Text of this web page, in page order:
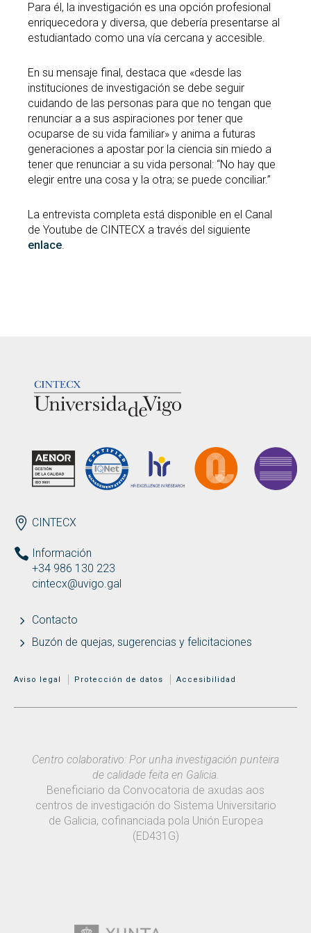
Para él, la investigación es una opción profesional
enriquecedora y diversa, que debería presentarse al
estudiantado como una vía cercana y accesible.
En su mensaje final, destaca que «desde las
instituciones de investigación se debe seguir
cuidando de las personas para que no tengan que
renunciar a a sus aspiraciones por tener que
ocuparse de su vida familiar» y anima a futuras
generaciones a apostar por la ciencia sin miedo a
tener que renunciar a su vida personal: “No hay que
elegir entre una cosa y la otra; se puede conciliar.”
La entrevista completa está disponible en el Canal
de Youtube de CINTECX a través del siguiente
enlace.
ENDEREZO ES
CINTECX
Información
+34 986 130 223
cintecx@uvigo.gal
Contacto
Buzón de quejas, sugerencias y felicitaciones
MENÚ ADICIONAL
Aviso legal Protección de datos Accesibilidad
Centro colaborativo: Por unha investigación punteira
de calidade feita en Galicia.
Beneficiario da Convocatoria de axudas aos
centros de investigación do Sistema Universitario
de Galicia, cofinanciada pola Unión Europea
(ED431G)